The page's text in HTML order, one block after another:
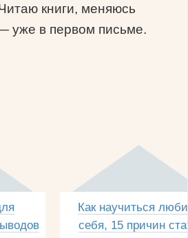
книги, меняюсь
уже в первом письме.
Как научиться
себя, 15 причин